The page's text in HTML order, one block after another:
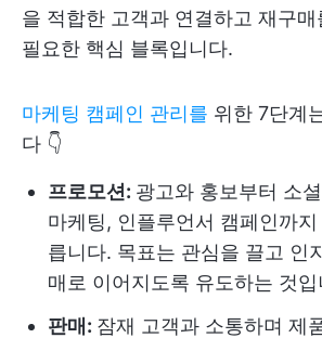
을 적합한 고객과 연결하고 재구
필요한 핵심 블록입니다.
마케팅 캠페인 관리를 위한 7단계
다 👇
프로모션: 광고와 홍보부터 소
마케팅, 인플루언서 캠페인까
릅니다. 목표는 관심을 끌고 인
매로 이어지도록 유도하는 것입
판매: 잠재 고객과 소통하며 제